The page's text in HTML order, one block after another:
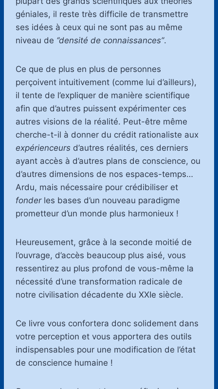
géniales, il reste très difficile de transmettre
ses idées à ceux qui ne sont pas au même
niveau de ‘’densité de connaissances’’.
Ce que de plus en plus de personnes
perçoivent intuitivement (comme lui d’ailleurs),
il tente de l’expliquer de manière scientifique
afin que d’autres puissent expérimenter ces
autres visions de la réalité. Peut-être même
cherche-t-il à donner du crédit rationaliste aux
expérienceurs d’autres réalités, ces derniers
ayant accès à d’autres plans de conscience, ou
d’autres dimensions de nos espaces-temps…
Ardu, mais nécessaire pour crédibiliser et
fonderles bases d’un nouveau paradigme
prometteur d’un monde plus harmonieux !
Heureusement, grâce à la seconde moitié de
l’ouvrage, d’accès beaucoup plus aisé, vous
ressentirez au plus profond de vous-même la
nécessité d’une transformation radicale de
notre civilisation décadente du XXIe siècle.
Ce livre vous confortera donc solidement dans
votre perception et vous apportera des outils
indispensables pour une modification de l’état
de conscience humaine !